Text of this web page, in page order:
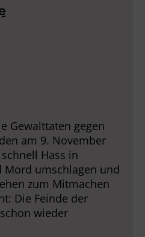
Gewalttaten gegen
am 9. November
Hass in
Mord umschlagen und
zum Mitmachen
Die Feinde der
wieder